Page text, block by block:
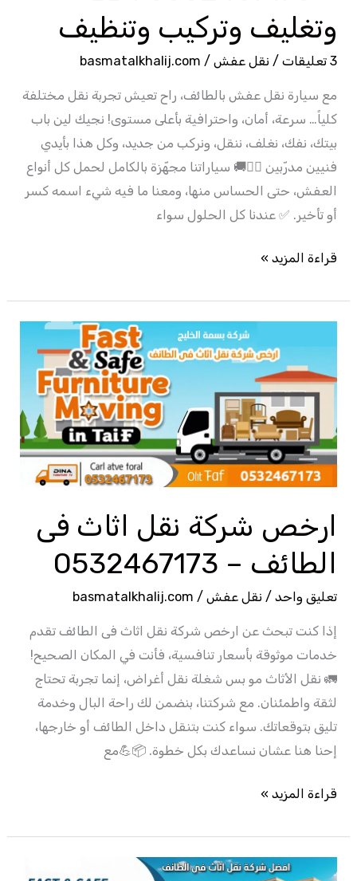
وتغليف وتركيب وتنظيف
3 تعليقات / نقل عفش /
basmatalkhalij.com
مع سيارة نقل عفش بالطائف، راح تعيش تجربة نقل مختلفة
كلياً… سرعة، أمان، واحترافية بأعلى مستوى! نجيك لين باب
بيتك، نفك، نغلف، ننقل، ونركب من جديد، وكل هذا بأيدي
فنيين مدرّبين 👷‍♂️🚚 سياراتنا مجهّزة بالكامل لحمل كل أنواع
العفش، حتى الحساس منها، ومعنا ما فيه شيء اسمه كسر
أو تأخير. ✅ عندنا كل الحلول سواء
قراءة المزيد »
ارخص شركة نقل اثاث فى
الطائف – 0532467173
تعليق واحد / نقل عفش /
basmatalkhalij.com
إذا كنت تبحث عن ارخص شركة نقل اثاث فى الطائف تقدم
خدمات موثوقة بأسعار تنافسية، فأنت في المكان الصحيح!
🚛 نقل الأثاث مو بس شغلة نقل أغراض، إنما تجربة تحتاج
لثقة واطمئنان. مع شركتنا، بنضمن لك راحة البال وخدمة
تليق بتوقعاتك. سواء كنت بتنقل داخل الطائف أو خارجها،
إحنا هنا عشان نساعدك بكل خطوة. 📦💪مع
نقل
فى
الطائف
قراءة المزيد »
افضل